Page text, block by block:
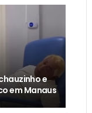
e
em Manaus